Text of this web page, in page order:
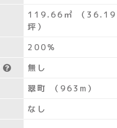
119.66㎡ （36.19
坪）
200%
無し
翠町 （963m）
なし